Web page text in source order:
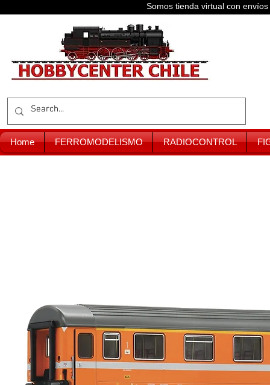
Somos tienda virtual con
Home FERROMODELISMO RADIOCONTROL